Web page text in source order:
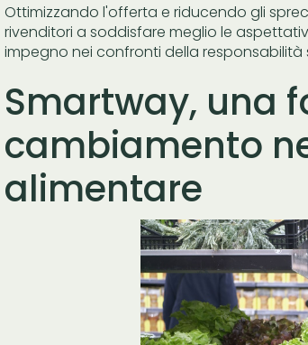
Ottimizzando l'offerta e riducendo gli
rivenditori a soddisfare meglio le
impegno nei confronti della responsabilità
Smartway, una
cambiamento
alimentare